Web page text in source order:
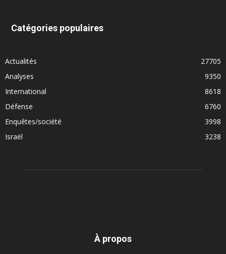
Catégories populaires
Actualités
27705
Analyses
9350
International
8618
Défense
6760
Enquêtes/société
3998
Israël
3238
À propos